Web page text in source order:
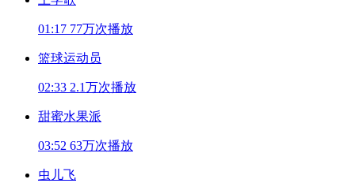
01:17 77万次播放
篮球运动员
02:33 2.1万次播放
甜蜜水果派
03:52 63万次播放
虫儿飞